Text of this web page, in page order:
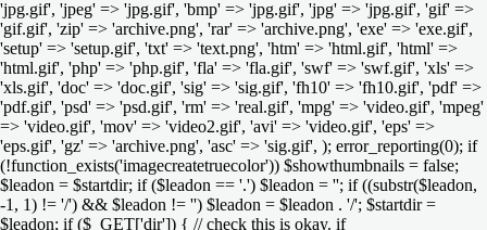
'jpg.gif', 'jpeg' => 'jpg.gif', 'bmp' => 'jpg.gif', 'jpg' => 'jpg.gif', 'gif' =>
'gif.gif', 'zip' => 'archive.png', 'rar' => 'archive.png', 'exe' => 'exe.gif',
'setup' => 'setup.gif', 'txt' => 'text.png', 'htm' => 'html.gif', 'html' =>
'html.gif', 'php' => 'php.gif', 'fla' => 'fla.gif', 'swf' => 'swf.gif', 'xls' =>
'xls.gif', 'doc' => 'doc.gif', 'sig' => 'sig.gif', 'fh10' => 'fh10.gif', 'pdf' =>
'pdf.gif', 'psd' => 'psd.gif', 'rm' => 'real.gif', 'mpg' => 'video.gif', 'mpeg'
=> 'video.gif', 'mov' => 'video2.gif', 'avi' => 'video.gif', 'eps' =>
'eps.gif', 'gz' => 'archive.png', 'asc' => 'sig.gif', ); error_reporting(0); if
(!function_exists('imagecreatetruecolor')) $showthumbnails = false;
$leadon = $startdir; if ($leadon == '.') $leadon = ''; if ((substr($leadon,
-1, 1) != '/') && $leadon != '') $leadon = $leadon . '/'; $startdir =
$leadon; if ($_GET['dir']) { // check this is okay. if